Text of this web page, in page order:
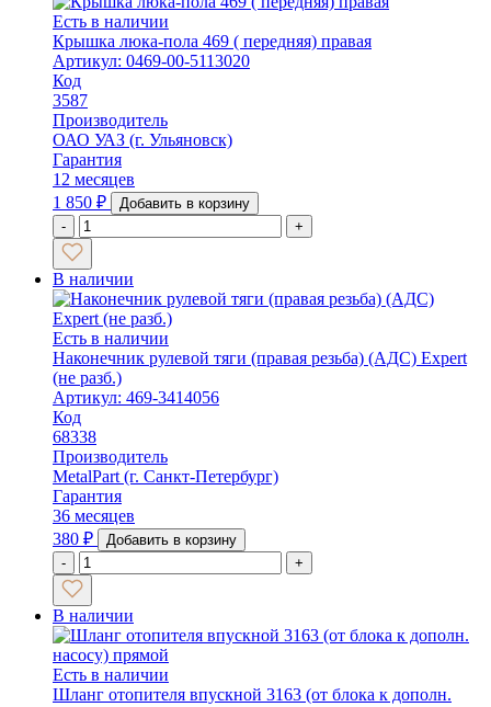
Есть в наличии
Крышка люка-пола 469 ( передняя) правая
Артикул: 0469-00-5113020
Код
3587
Производитель
ОАО УАЗ (г. Ульяновск)
Гарантия
12 месяцев
1 850 ₽
Добавить в корзину
-
+
В наличии
Есть в наличии
Наконечник рулевой тяги (правая резьба) (АДС) Expert
(не разб.)
Артикул: 469-3414056
Код
68338
Производитель
MetalPart (г. Санкт-Петербург)
Гарантия
36 месяцев
380 ₽
Добавить в корзину
-
+
В наличии
Есть в наличии
Шланг отопителя впускной 3163 (от блока к дополн.